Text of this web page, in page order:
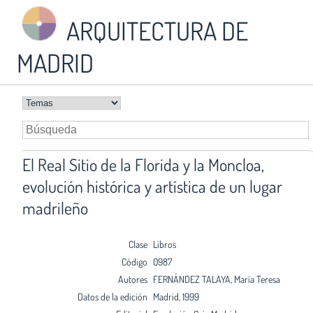
ARQUITECTURA DE
MADRID
El Real Sitio de la Florida y la Moncloa,
evolución histórica y artística de un lugar
madrileño
Clase Libros
Código 0987
Autores FERNÁNDEZ TALAYA, María Teresa
Datos de la edición Madrid, 1999